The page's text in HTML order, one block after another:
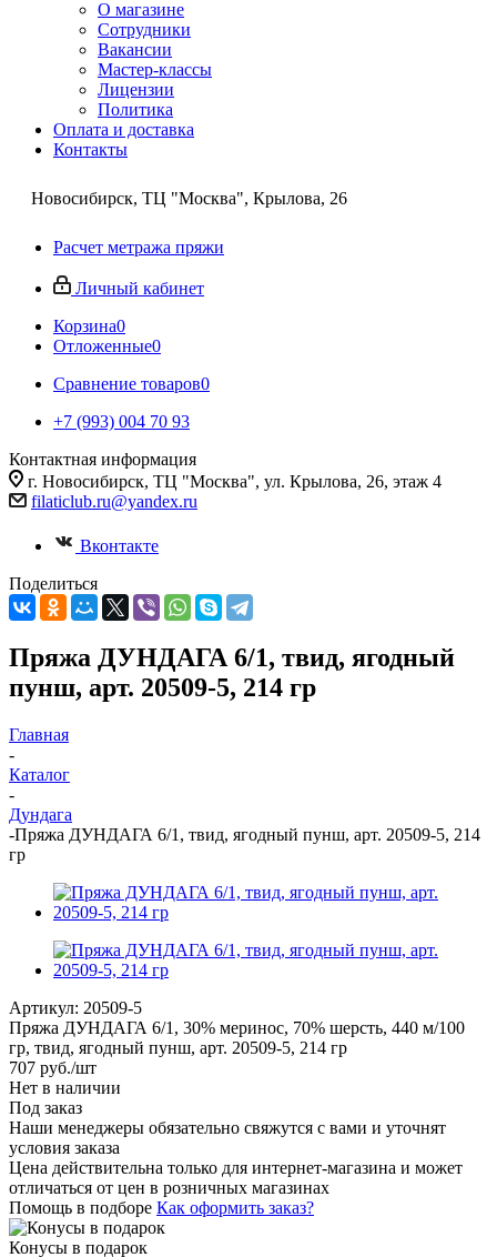
О магазине
Сотрудники
Вакансии
Мастер-классы
Лицензии
Политика
Оплата и доставка
Контакты
Новосибирск, ТЦ "Москва", Крылова, 26
Расчет метража пряжи
Личный кабинет
Корзина0
Отложенные0
Сравнение товаров0
+7 (993) 004 70 93
Контактная информация
г. Новосибирск, ТЦ "Москва", ул. Крылова, 26, этаж 4
filaticlub.ru@yandex.ru
Вконтакте
Поделиться
Пряжа ДУНДАГА 6/1, твид, ягодный
пунш, арт. 20509-5, 214 гр
Главная
-
Каталог
-
Дундага
-Пряжа ДУНДАГА 6/1, твид, ягодный пунш, арт. 20509-5, 214
гр
Артикул: 20509-5
Пряжа ДУНДАГА 6/1, 30% меринос, 70% шерсть, 440 м/100
гр, твид, ягодный пунш, арт. 20509-5, 214 гр
707 руб./шт
Нет в наличии
Под заказ
Наши менеджеры обязательно свяжутся с вами и уточнят
условия заказа
Цена действительна только для интернет-магазина и может
отличаться от цен в розничных магазинах
Помощь в подборе Как оформить заказ?
Конусы в подарок